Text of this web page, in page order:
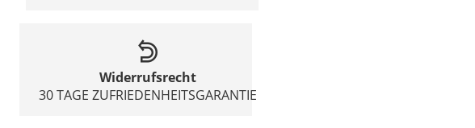
Widerrufsrecht
30 TAGE ZUFRIEDENHEITSGARANTIE